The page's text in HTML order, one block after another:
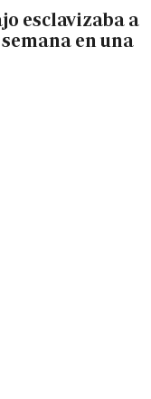
esclavizaba a
en una